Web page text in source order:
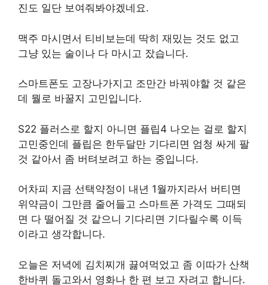
진도 일단 보여줘봐야겠네요.
맥주 마시면서 티비보는데 딱히 재밌는 것도 없고
그냥 있는 술이나 다 마시고 잤습니다.
스마트폰도 고장나가지고 조만간 바꿔야할 것 같은
데 뭘로 바꿀지 고민입니다.
S22 플러스로 할지 아니면 플립4 나오는 걸로 할지
고민중인데 플립은 한두달만 기다리면 엄청 싸게 팔
것 같아서 좀 버텨보려고 하는 중입니다.
어차피 지금 선택약정이 내년 1월까지라서 버티면
위약금이 그만큼 줄어들고 스마트폰 가격도 그때되
면 다 떨어질 것 같으니 기다리면 기다릴수록 이득
이라고 생각합니다.
오늘은 저녁에 김치찌개 끓여먹었고 좀 이따가 산책
한바퀴 돌고와서 영화나 한 편 보고 자려고 합니다.